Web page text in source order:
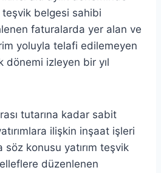
teşvik belgesi sahibi
faturalarda yer alan ve
yoluyla telafi edilemeyen
dönemi izleyen bir yıl
tutarına kadar sabit
ilişkin inşaat işleri
söz konusu yatırım teşvik
düzenlenen